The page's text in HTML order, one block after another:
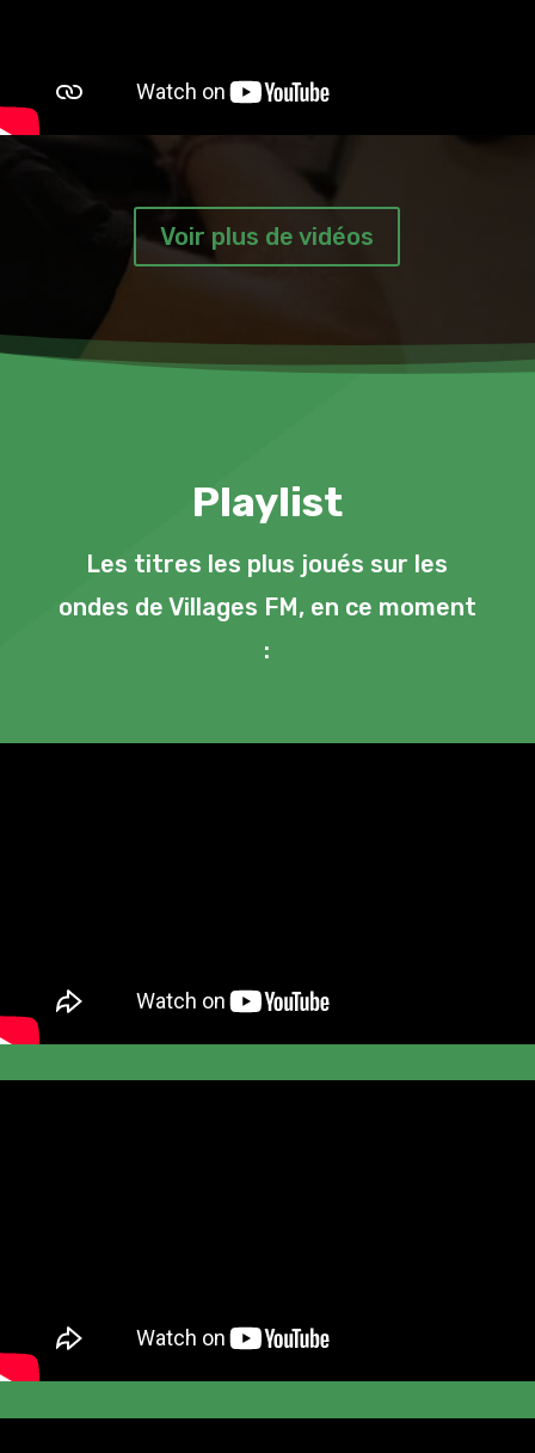
Voir plus de vidéos
Playlist
Les titres les plus joués sur les
ondes de Villages FM, en ce moment
: